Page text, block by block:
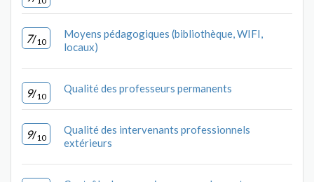
7/10
Moyens pédagogiques (bibliothèque, WIFI,
locaux)
9/10
Qualité des professeurs permanents
9/10
Qualité des intervenants professionnels
extérieurs